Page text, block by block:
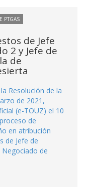
PTGAS
de Jefe
2 y Jefe de
de
Resolución de la
de 2021,
(e-TOUZ) el 10
de
en atribución
de Jefe de
de